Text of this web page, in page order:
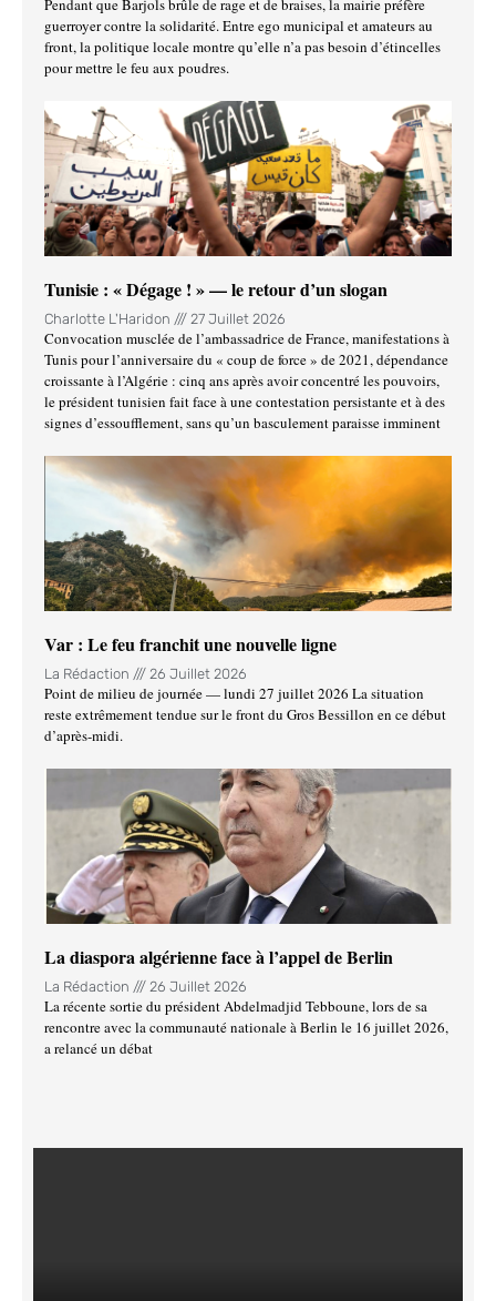
Pendant que Barjols brûle de rage et de braises, la mairie préfère
guerroyer contre la solidarité. Entre ego municipal et amateurs au
front, la politique locale montre qu’elle n’a pas besoin d’étincelles
pour mettre le feu aux poudres.
Tunisie : « Dégage ! » — le retour d’un slogan
Charlotte L'Haridon 27 Juillet 2026
Convocation musclée de l’ambassadrice de France, manifestations à
Tunis pour l’anniversaire du « coup de force » de 2021, dépendance
croissante à l’Algérie : cinq ans après avoir concentré les pouvoirs,
le président tunisien fait face à une contestation persistante et à des
signes d’essoufflement, sans qu’un basculement paraisse imminent
Var : Le feu franchit une nouvelle ligne
La Rédaction 26 Juillet 2026
Point de milieu de journée — lundi 27 juillet 2026 La situation
reste extrêmement tendue sur le front du Gros Bessillon en ce début
d’après-midi.
La diaspora algérienne face à l’appel de Berlin
La Rédaction 26 Juillet 2026
La récente sortie du président Abdelmadjid Tebboune, lors de sa
rencontre avec la communauté nationale à Berlin le 16 juillet 2026,
a relancé un débat